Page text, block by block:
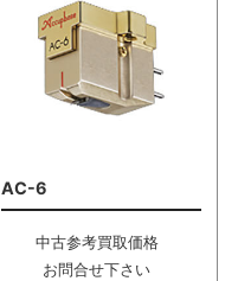
AC-6
中古参考買取価格
お問合せ下さい